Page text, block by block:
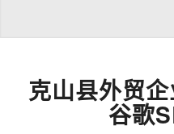
克山县外贸
谷歌